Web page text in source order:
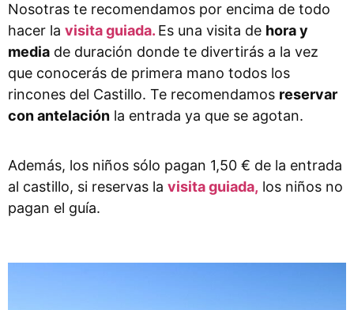
Nosotras te recomendamos por encima de todo
hacer la visita guiada. Es una visita de hora y
media de duración donde te divertirás a la vez
que conocerás de primera mano todos los
rincones del Castillo. Te recomendamos reservar
con antelación la entrada ya que se agotan.
Además, los niños sólo pagan 1,50 € de la entrada
al castillo, si reservas la visita guiada, los niños no
pagan el guía.